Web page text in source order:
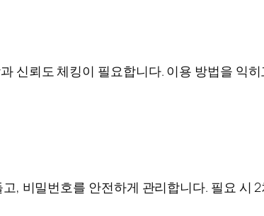
신뢰도 체킹이 필요합니다. 이용 방법을 익
, 비밀번호를 안전하게 관리합니다. 필요 시